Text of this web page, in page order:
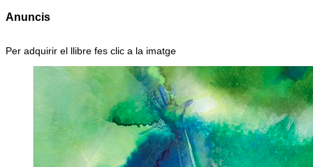
Anuncis
Per adquirir el llibre fes clic a la imatge